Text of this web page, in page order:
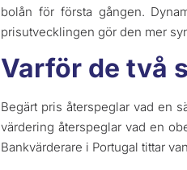
bolån för första gången.
prisutvecklingen gör den mer
Varför de två
Begärt pris återspeglar vad en
värdering återspeglar vad en
Bankvärderare i Portugal tittar